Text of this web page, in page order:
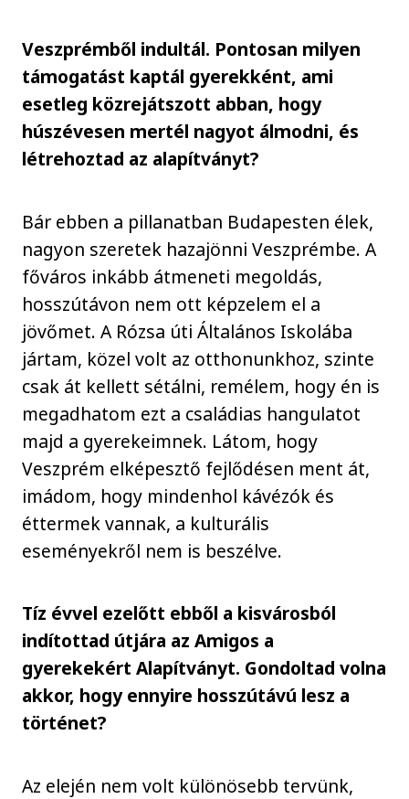
Veszprémből indultál. Pontosan milyen
támogatást kaptál gyerekként, ami
esetleg közrejátszott abban, hogy
húszévesen mertél nagyot álmodni, és
létrehoztad az alapítványt?
Bár ebben a pillanatban Budapesten élek,
nagyon szeretek hazajönni Veszprémbe. A
főváros inkább átmeneti megoldás,
hosszútávon nem ott képzelem el a
jövőmet. A Rózsa úti Általános Iskolába
jártam, közel volt az otthonunkhoz, szinte
csak át kellett sétálni, remélem, hogy én is
megadhatom ezt a családias hangulatot
majd a gyerekeimnek. Látom, hogy
Veszprém elképesztő fejlődésen ment át,
imádom, hogy mindenhol kávézók és
éttermek vannak, a kulturális
eseményekről nem is beszélve.
Tíz évvel ezelőtt ebből a kisvárosból
indítottad útjára az Amigos a
gyerekekért Alapítványt. Gondoltad volna
akkor, hogy ennyire hosszútávú lesz a
történet?
Az elején nem volt különösebb tervünk,